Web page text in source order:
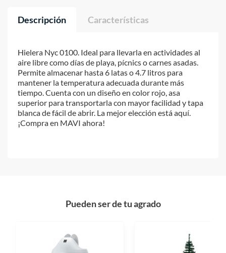
Descripción Características
Hielera Nyc 0100. Ideal para llevarla en actividades al
aire libre como días de playa, pícnics o carnes asadas.
Permite almacenar hasta 6 latas o 4.7 litros para
mantener la temperatura adecuada durante más
tiempo. Cuenta con un diseño en color rojo, asa
superior para transportarla con mayor facilidad y tapa
blanca de fácil de abrir. La mejor elección está aquí.
¡Compra en MAVI ahora!
Pueden ser de tu agrado